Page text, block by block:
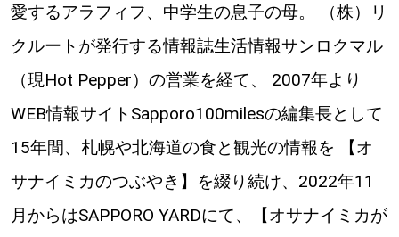
愛するアラフィフ、中学生の息子の母。 （株）リ
クルートが発行する情報誌生活情報サンロクマル
（現Hot Pepper）の営業を経て、 2007年より
WEB情報サイトSapporo100milesの編集長として
15年間、札幌や北海道の食と観光の情報を 【オ
サナイミカのつぶやき】を綴り続け、2022年11
月からはSAPPORO YARDにて、【オサナイミカが